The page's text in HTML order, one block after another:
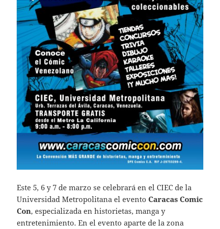
Este 5, 6 y 7 de marzo se celebrará en el CIEC de la
Universidad Metropolitana el eventoCaracas Comic
Con, especializada en historietas, manga y
entretenimiento. En el evento aparte de la zona